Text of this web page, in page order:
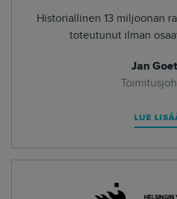
Historiallinen 13 miljoonan
toteutunut ilman
Jan
LUE